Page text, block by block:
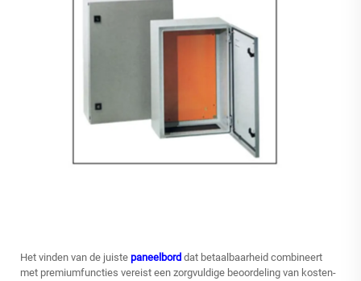
Het vinden van de juiste paneelbord dat betaalbaarheid combineert
met premiumfuncties vereist een zorgvuldige beoordeling van kosten-